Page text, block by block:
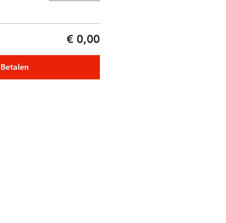
€ 0,00
Betalen